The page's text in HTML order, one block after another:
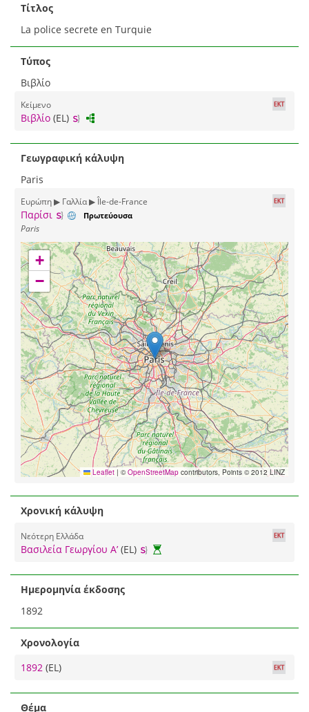
Τίτλος
La police secrete en Turquie
Τύπος
Βιβλίο
Κείμενο
Βιβλίο (EL)
Γεωγραφική κάλυψη
Paris
Ευρώπη ▶ Γαλλία ▶ Île-de-France
Παρίσι Πρωτεύουσα
Paris
+
−
Leaflet | ©OpenStreetMap contributors, Points © 2012 LINZ
Χρονική κάλυψη
Νεότερη Ελλάδα
Βασιλεία Γεωργίου Α’ (EL)
Ημερομηνία έκδοσης
1892
Χρονολογία
1892 (EL)
Θέμα